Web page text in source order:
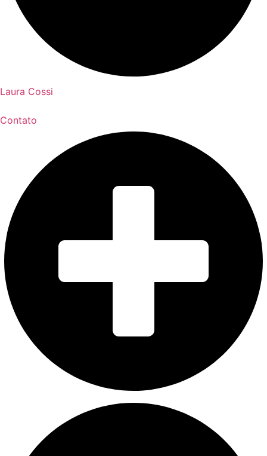
Laura Cossi
Contato